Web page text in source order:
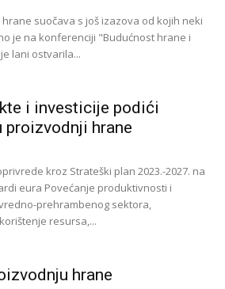
suočava s još izazova od kojih neki
je na konferenciji "Budućnost hrane i
lani ostvarila...
i investicije podići
proizvodnji hrane
kroz Strateški plan 2023.-2027. na
eura Povećanje produktivnosti i
prehrambenog sektora,
resursa,...
hrane